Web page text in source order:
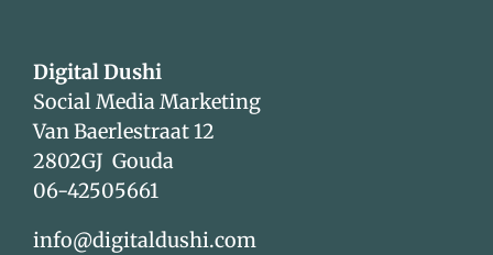
Digital Dushi
Social Media Marketing
Van Baerlestraat 12
2802GJ Gouda
06-42505661
info@digitaldushi.com